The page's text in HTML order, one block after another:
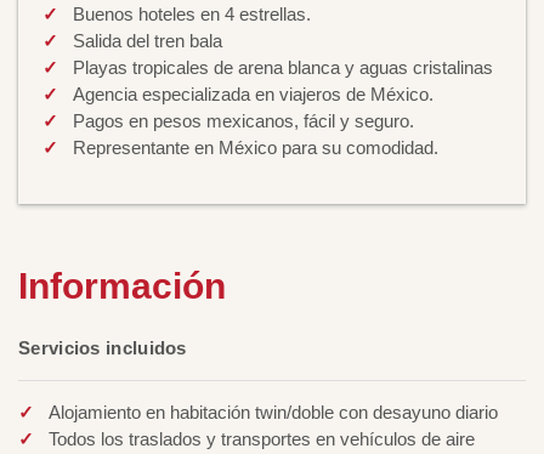
Buenos hoteles en 4 estrellas.
Salida del tren bala
Playas tropicales de arena blanca y aguas cristalinas
Agencia especializada en viajeros de México.
Pagos en pesos mexicanos, fácil y seguro.
Representante en México para su comodidad.
Información
Servicios incluidos
Alojamiento en habitación twin/doble con desayuno diario
Todos los traslados y transportes en vehículos de aire